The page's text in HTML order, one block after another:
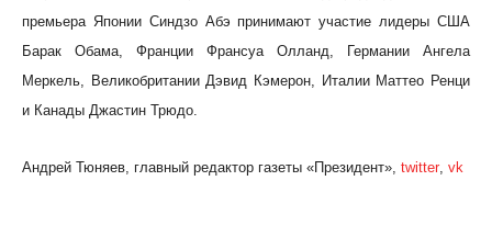
премьера Японии Синдзо Абэ принимают участие лидеры США
Барак Обама, Франции Франсуа Олланд, Германии Ангела
Меркель, Великобритании Дэвид Кэмерон, Италии Маттео Ренци
и Канады Джастин Трюдо.
Андрей Тюняев, главный редактор газеты «Президент», twitter vk